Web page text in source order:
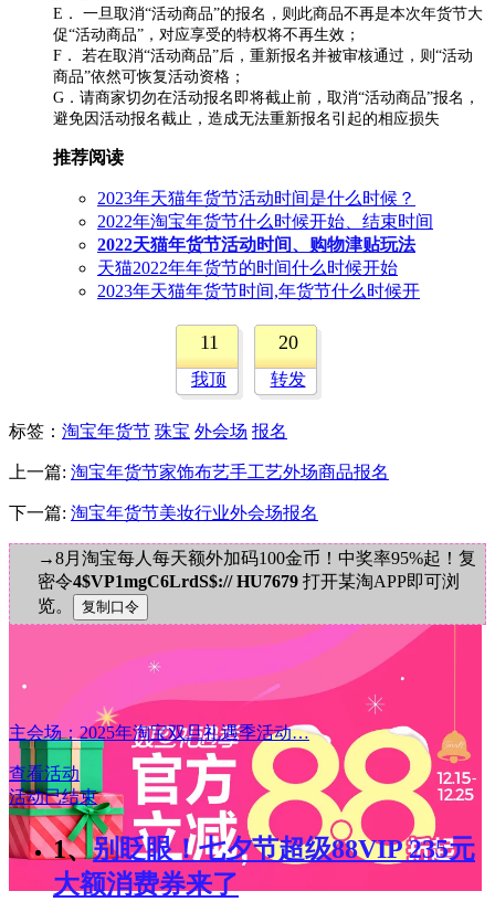
E． 一旦取消“活动商品”的报名，则此商品不再是本次年货节大
促“活动商品”，对应享受的特权将不再生效；
F． 若在取消“活动商品”后，重新报名并被审核通过，则“活动
商品”依然可恢复活动资格；
G．请商家切勿在活动报名即将截止前，取消“活动商品”报名，
避免因活动报名截止，造成无法重新报名引起的相应损失
推荐阅读
2023年天猫年货节活动时间是什么时候？
2022年淘宝年货节什么时候开始、结束时间
2022天猫年货节活动时间、购物津贴玩法
天猫2022年年货节的时间什么时候开始
2023年天猫年货节时间,年货节什么时候开
11
我顶
20
转发
标签 ： 淘宝年货节 珠宝 外会场 报名
上一篇: 淘宝年货节家饰布艺手工艺外场商品报名
下一篇: 淘宝年货节美妆行业外会场报名
→8月淘宝每人每天额外加码100金币！中奖率95%起！复
密令4$VP1mgC6LrdS$:// HU7679 打开某淘APP即可浏
览。
主会场：2025年淘宝双旦礼遇季活动…
查看活动
活动已结束
1、 别眨眼！七夕节超级88VIP 235元
大额消费券来了